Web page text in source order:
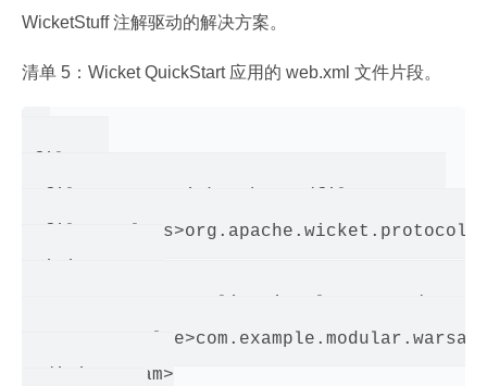
WicketStuff 注解驱动的解决方案。
清单 5：Wicket QuickStart 应用的 web.xml 文件片段。
<filter-
<param-
</init-param>